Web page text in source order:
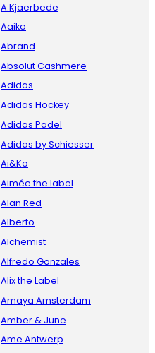
A.Kjaerbede
Aaiko
Abrand
Absolut Cashmere
Adidas
Adidas Hockey
Adidas Padel
Adidas by Schiesser
Ai&Ko
Aimée the label
Alan Red
Alberto
Alchemist
Alfredo Gonzales
Alix the Label
Amaya Amsterdam
Amber & June
Ame Antwerp